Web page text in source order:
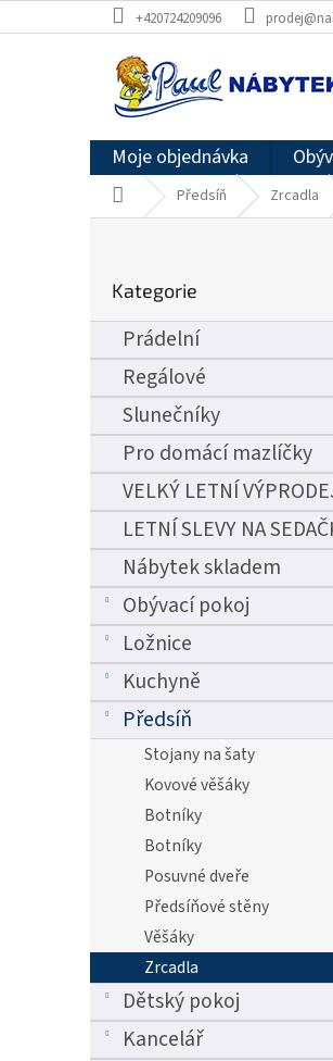
na
+420724209096
Moje objednávka
Domů Předsíň Zrcadla
r
n
p
a
e
kategorie
Kategorie
Prádelní
Regálové
Slunečníky
Pro domácí mazlíčky
VELKÝ LETNÍ
LETNÍ SLEVY NA
Nábytek skladem
Obývací pokoj
Ložnice
Kuchyně
Předsíň
Stojany na šaty
Kovové věšáky
Botníky
Botníky
Posuvné dveře
Předsíňové stěny
Věšáky
Zrcadla
Dětský pokoj
Kancelář